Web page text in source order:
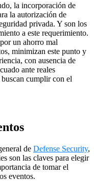
la incorporación de
la autorización de
privada. Y son los
a este requerimiento.
un ahorro mal
minimizan este punto y
con ausencia de
ante reales
cumplir con el
de Defense Security,
son las claves para elegir
de tomar el
eventos.